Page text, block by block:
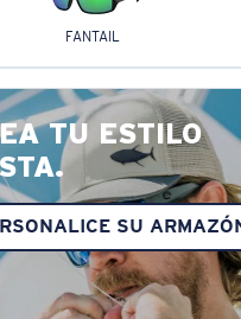
FANTAIL
TU ESTILO
SU